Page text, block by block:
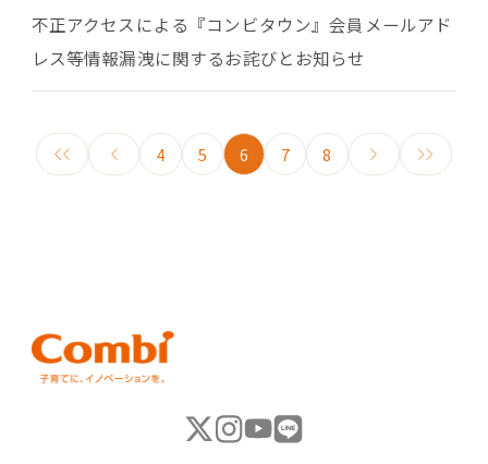
不正アクセスによる『コンビタウン』会員メールアド
レス等情報漏洩に関するお詫びとお知らせ
4 5 6 7 8